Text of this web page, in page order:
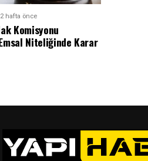
2 hafta önce
Komisyonu
Niteliğinde Karar